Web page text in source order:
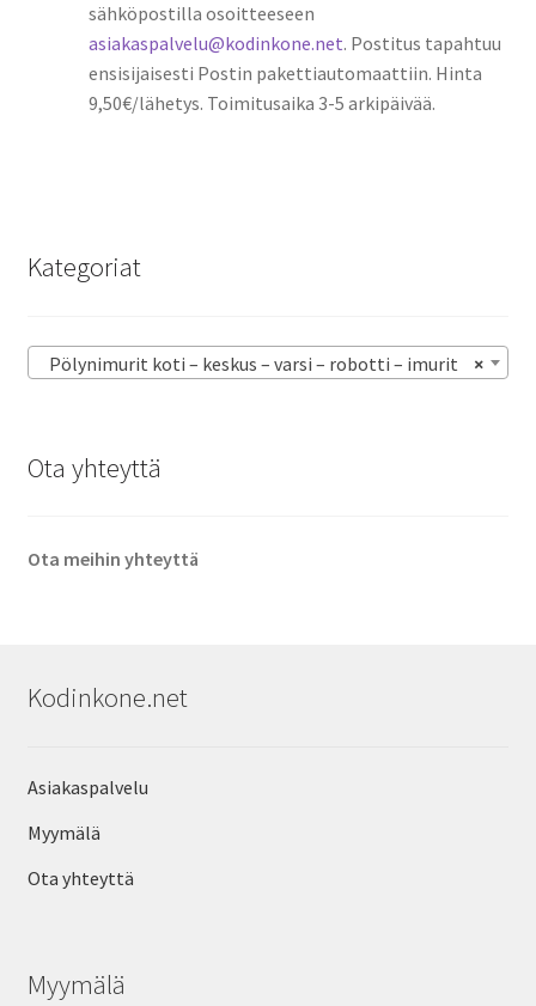
sähköpostilla osoitteeseen
asiakaspalvelu@kodinkone.net. Postitus tapahtuu
ensisijaisesti Postin pakettiautomaattiin. Hinta
9,50€/lähetys. Toimitusaika 3-5 arkipäivää.
Kategoriat
×
Pölynimurit koti – keskus – varsi – robotti – imurit
Ota yhteyttä
Ota meihin yhteyttä
Kodinkone.net
Asiakaspalvelu
Myymälä
Ota yhteyttä
Myymälä